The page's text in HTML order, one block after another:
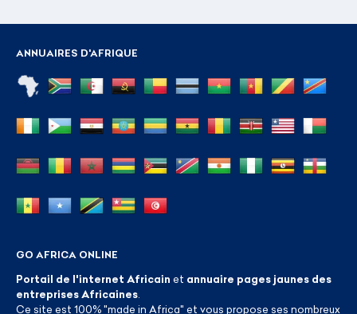
ANNUAIRES D'AFRIQUE
GO AFRICA ONLINE
Portail de l'internet Africain et annuaire pages jaunes des
entreprises Africaines
Ce site est 100% "made in Africa" et vous propose ses nombreux